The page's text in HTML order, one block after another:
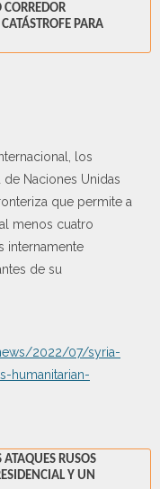
PARA
los
Naciones Unidas
que permite a
menos cuatro
internamente
de su
2022/07/syria-
humanitarian-
RUSOS
Y UN